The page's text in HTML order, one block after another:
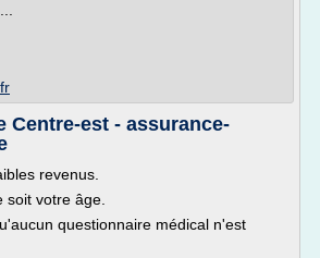
Centre-est - assurance-
revenus.
soit votre âge.
questionnaire médical n'est